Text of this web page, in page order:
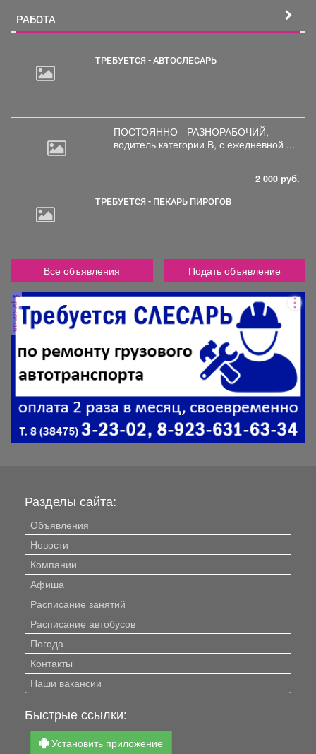
РАБОТА
ТРЕБУЕТСЯ - АВТОСЛЕСАРЬ
ПОСТОЯННО - РАЗНОРАБОЧИЙ,
водитель категории В, с ежедневной ...
2 000 руб.
ТРЕБУЕТСЯ - ПЕКАРЬ ПИРОГОВ
Все объявления Подать объявление
реклама
Разделы сайта:
Объявления
Новости
Компании
Афиша
Расписание занятий
Расписание автобусов
Погода
Контакты
Наши вакансии
Быстрые ссылки:
Установить приложение